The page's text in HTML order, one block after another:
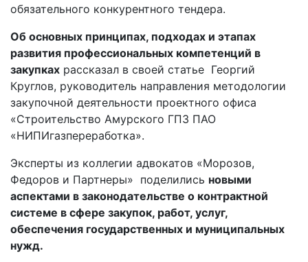
обязательного конкурентного тендера.
Об основных принципах, подходах и этапах
развития профессиональных компетенций в
закупках рассказал в своей статье Георгий
Круглов, руководитель направления методологии
закупочной деятельности проектного офиса
«Строительство Амурского ГПЗ ПАО
«НИПИгазпереработка».
Эксперты из коллегии адвокатов «Морозов,
Федоров и Партнеры» поделились новыми
аспектами в законодательстве о контрактной
системе в сфере закупок, работ, услуг,
обеспечения государственных и муниципальных
нужд.